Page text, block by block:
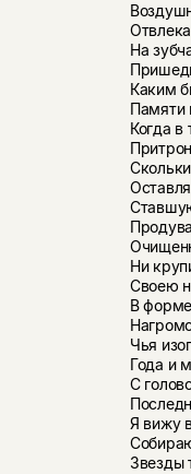
На
Каким
Памяти
Когда в
Ни
Своею
В
Чья
Года и
С
Я вижу
Звезды